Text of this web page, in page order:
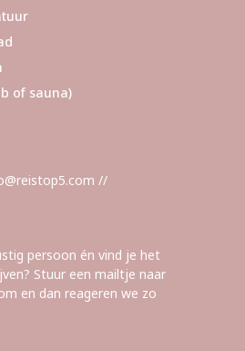
of sauna)
//
persoon én vind je het
Stuur een mailtje naar
en dan reageren we zo